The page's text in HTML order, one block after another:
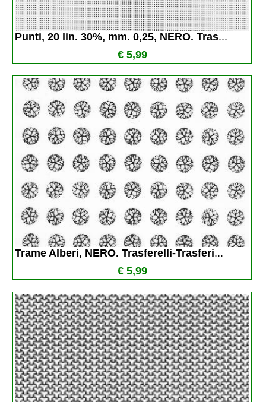
Punti, 20 lin. 30%, mm. 0,25, NERO. Tras...
€ 5,99
Trame Alberi, NERO. Trasferelli-Trasferi...
€ 5,99